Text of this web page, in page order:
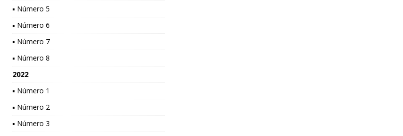
▪ Número 5
▪ Número 6
▪ Número 7
▪ Número 8
2022
▪ Número 1
▪ Número 2
▪ Número 3